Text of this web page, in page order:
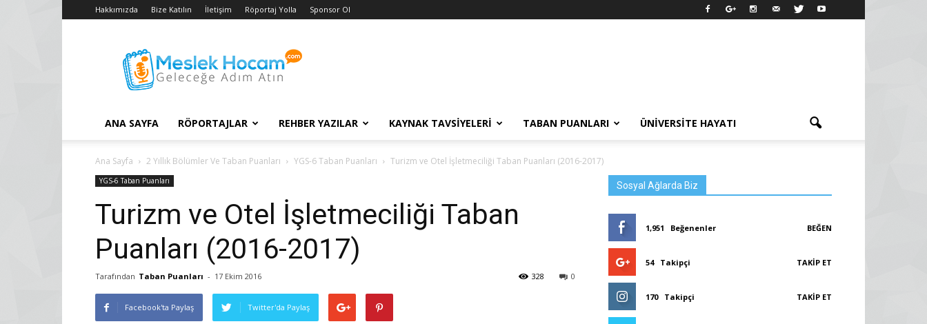
Hakkımızda Bize Katılın İletişim Röportaj Yolla Sponsor Ol
Puanları
–
2018
–
Konuları
ANA SAYFA RÖPORTAJLAR REHBER YAZILAR KAYNAK TAVSIYELERI TABAN PUANLARI ÜNIVERSITE HAYATI
Ana Sayfa 2 Yıllık Bölümler Ve Taban Puanları YGS-6 Taban Puanları Turizm ve Otel İşletmeciliği Taban Puanları (2016-2017)
YGS-6 Taban Puanları
Turizm ve Otel İşletmeciliği Taban
Puanları (2016-2017)
Tarafından Taban Puanları - 17 Ekim 2016 0
328
Facebook'ta Paylaş Twitter'da Paylaş
Sosyal Ağlarda Biz
1,951 Beğenenler BEĞEN
54 Takipçi TAKIP ET
170 Takipçi TAKIP ET